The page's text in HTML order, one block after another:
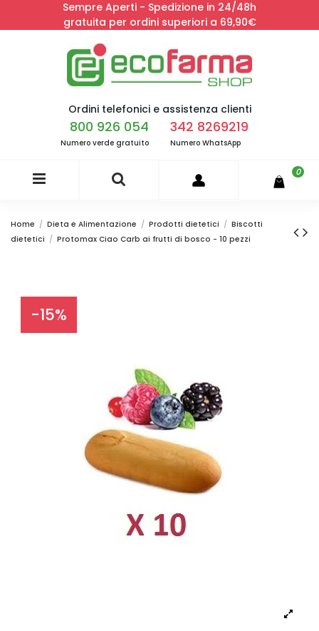
Sempre Aperti - Spedizione in 24/48h
gratuita per ordini superiori a 69,90€
Ordini telefonici e assistenza clienti
800 926 054
Numero verde gratuito
342 8269219
Numero WhatsApp
0
Home Dieta e Alimentazione Prodotti dietetici
Biscotti
dietetici
Protomax Ciao Carb ai frutti di bosco - 10 pezzi
-15%